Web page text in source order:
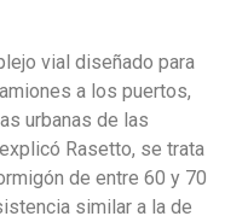
vial diseñado para
a los puertos,
urbanas de las
Rasetto, se trata
de entre 60 y 70
similar a la de